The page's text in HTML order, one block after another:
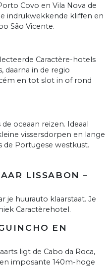
Covo en Vila Nova de
indrukwekkende kliffen en
São Vicente.
Caractère-hotels
daarna in de regio
en tot slot in of rond
oceaan reizen. Ideaal
vissersdorpen en lange
Portugese westkust.
LISSABON –
je huurauto klaarstaat. Je
Caractèrehotel.
EN
ligt de Cabo da Roca,
imposante 140m-hoge